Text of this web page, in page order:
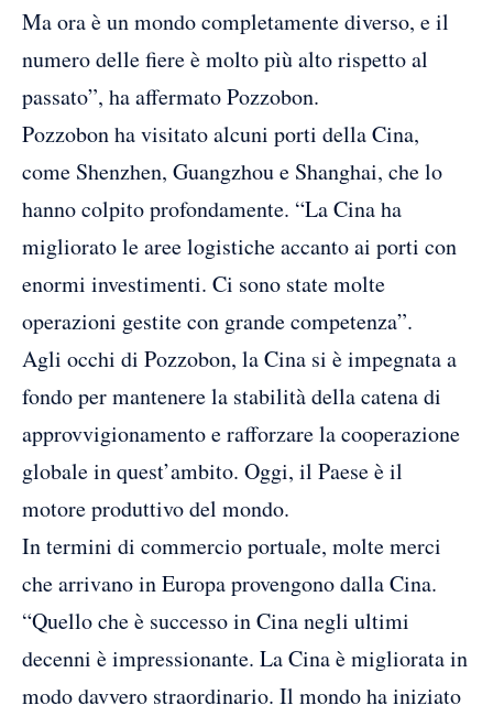
Ma ora è un mondo completamente diverso, e il
numero delle fiere è molto più alto rispetto al
passato”, ha affermato Pozzobon.
Pozzobon ha visitato alcuni porti della Cina,
come Shenzhen, Guangzhou e Shanghai, che lo
hanno colpito profondamente. “La Cina ha
migliorato le aree logistiche accanto ai porti con
enormi investimenti. Ci sono state molte
operazioni gestite con grande competenza”.
Agli occhi di Pozzobon, la Cina si è impegnata a
fondo per mantenere la stabilità della catena di
approvvigionamento e rafforzare la cooperazione
globale in quest’ambito. Oggi, il Paese è il
motore produttivo del mondo.
In termini di commercio portuale, molte merci
che arrivano in Europa provengono dalla Cina.
“Quello che è successo in Cina negli ultimi
decenni è impressionante. La Cina è migliorata in
modo davvero straordinario. Il mondo ha iniziato